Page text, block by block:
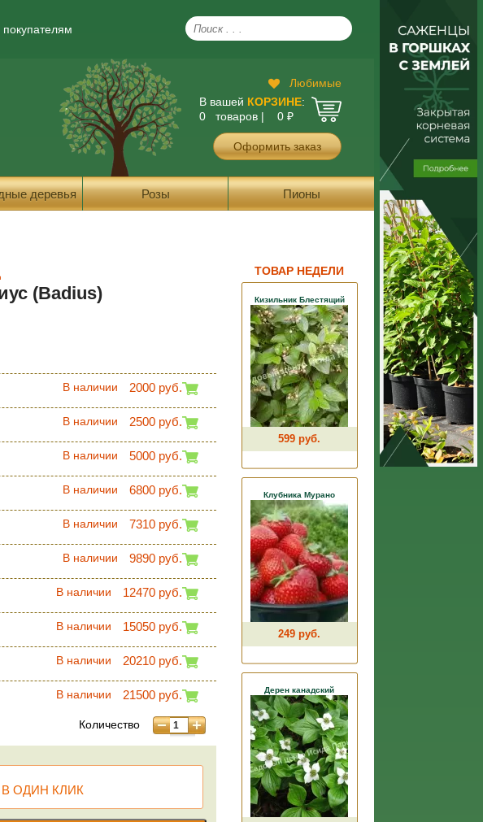
Любимые
В вашей КОРЗИНЕ:
0 товаров |
0 ₽
Оформить заказ
деревья Розы Пионы
ТОВАР НЕДЕЛИ
Кизильник Блестящий
599 руб.
Клубника Мурано
249 руб.
Дерен канадский
(Badius)
2000 руб.
В наличии
2500 руб.
В наличии
5000 руб.
В наличии
6800 руб.
В наличии
7310 руб.
В наличии
9890 руб.
В наличии
12470 руб.
В наличии
15050 руб.
В наличии
20210 руб.
В наличии
21500 руб.
В наличии
Количество
ОДИН КЛИК